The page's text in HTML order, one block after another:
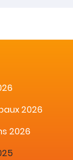
2026
2026